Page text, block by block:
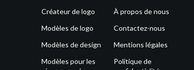
Créateur de logo
Modèles de logo
Modèles de design
Modèles pour les
À propos de nous
Contactez-nous
Mentions légales
Politique de